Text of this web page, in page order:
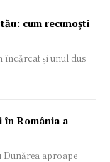
cum recunoști
încărcat și unul dus
în România a
Dunărea aproape